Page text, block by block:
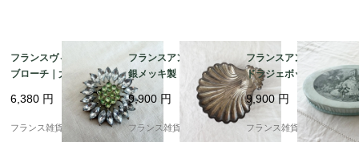
フランスヴィンテージ
ブローチ｜大粒 クリア
ラインストーン 花モチ
ーフ シルバー×グリー
ン フォーマルにも |195
6,380 円
フランス雑貨chouchou
フランスアンティーク
銀メッキ製トレイ | 貝
殻モチーフ シェル型 小
物入れ |1930－60年代
頃
9,900 円
フランス雑貨chouchou
フランスアンティーク
ドラジェボックス | 愛
らしいくすみブルーの
紙箱 |1900年代初頭
9,900円
フランス雑貨chouchou